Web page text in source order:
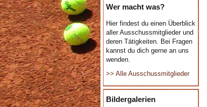
Wer macht was?
Hier findest du einen Überblick
aller Ausschussmitglieder und
deren Tätigkeiten. Bei Fragen
kannst du dich gerne an uns
wenden.
>> Alle Ausschussmitglieder
Bildergalerien